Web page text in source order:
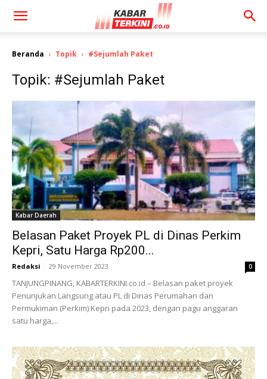
Beranda Topik #Sejumlah Paket
Topik: #Sejumlah Paket
Kabar Daerah
Belasan Paket Proyek PL di Dinas Perkim
Kepri, Satu Harga Rp200...
Redaksi - 29 November 2023 0
TANJUNGPINANG, KABARTERKINI.co.id – Belasan paket proyek
Penunjukan Langsung atau PL di Dinas Perumahan dan
Permukiman (Perkim) Kepri pada 2023, dengan pagu anggaran
satu harga,...